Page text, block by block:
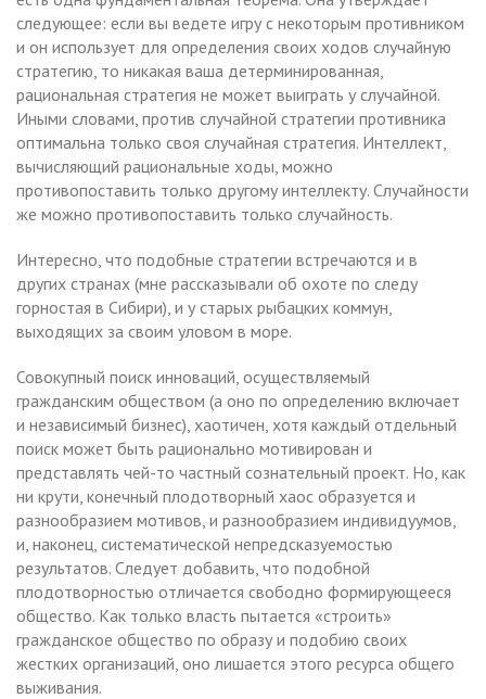
следующее: если вы ведете игру с некоторым противником
и он использует для определения своих ходов случайную
стратегию, то никакая ваша детерминированная,
рациональная стратегия не может выиграть у случайной.
Иными словами, против случайной стратегии противника
оптимальна только своя случайная стратегия. Интеллект,
вычисляющий рациональные ходы, можно
противопоставить только другому интеллекту. Случайности
же можно противопоставить только случайность.
Интересно, что подобные стратегии встречаются и в
других странах (мне рассказывали об охоте по следу
горностая в Сибири), и у старых рыбацких коммун,
выходящих за своим уловом в море.
Совокупный поиск инноваций, осуществляемый
гражданским обществом (а оно по определению включает
и независимый бизнес), хаотичен, хотя каждый отдельный
поиск может быть рационально мотивирован и
представлять чей-то частный сознательный проект. Но, как
ни крути, конечный плодотворный хаос образуется и
разнообразием мотивов, и разнообразием индивидуумов,
и, наконец, систематической непредсказуемостью
результатов. Следует добавить, что подобной
плодотворностью отличается свободно формирующееся
общество. Как только власть пытается «строить»
гражданское общество по образу и подобию своих
жестких организаций, оно лишается этого ресурса общего
выживания.